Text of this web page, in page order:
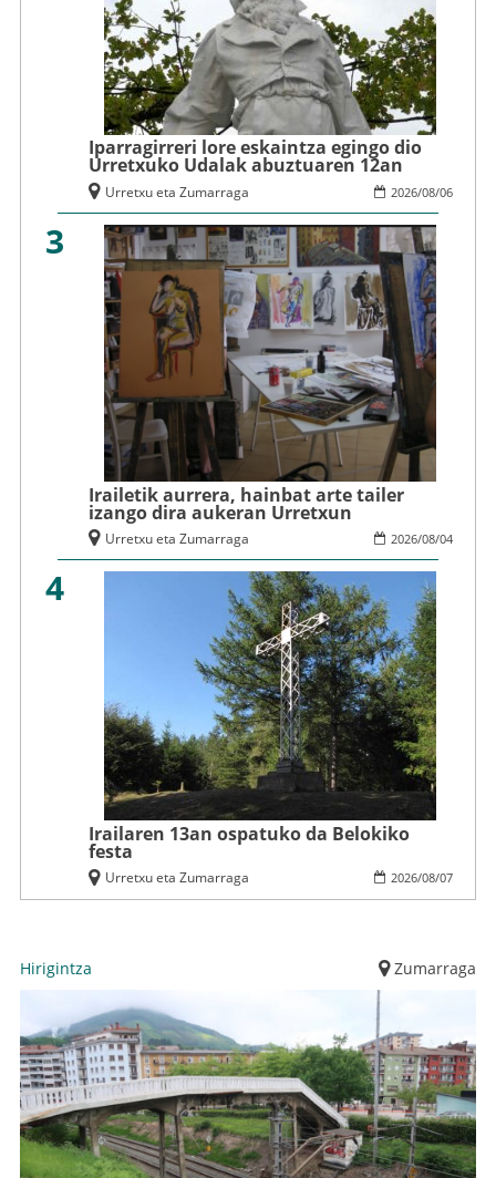
Iparragirreri lore eskaintza egingo dio
Urretxuko Udalak abuztuaren 12an
2026/08/06
Urretxu eta Zumarraga
3
Irailetik aurrera, hainbat arte tailer
izango dira aukeran Urretxun
2026/08/04
Urretxu eta Zumarraga
4
Irailaren 13an ospatuko da Belokiko
festa
2026/08/07
Urretxu eta Zumarraga
Hirigintza Zumarraga